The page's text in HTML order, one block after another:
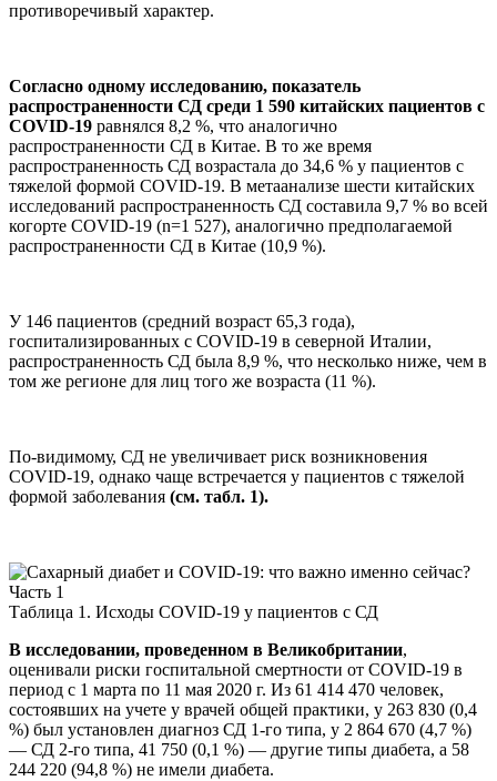
противоречивый характер.
Согласно одному исследованию, показатель
распространенности СД среди 1 590 китайских пациентов с
COVID-19 равнялся 8,2 %, что аналогично
распространенности СД в Китае. В то же время
распространенность СД возрастала до 34,6 % у пациентов с
тяжелой формой COVID-19. В метаанализе шести китайских
исследований распространенность СД составила 9,7 % во всей
когорте COVID-19 (n=1 527), аналогично предполагаемой
распространенности СД в Китае (10,9 %).
У 146 пациентов (средний возраст 65,3 года),
госпитализированных с COVID-19 в северной Италии,
распространенность СД была 8,9 %, что несколько ниже, чем в
том же регионе для лиц того же возраста (11 %).
По-видимому, СД не увеличивает риск возникновения
COVID-19, однако чаще встречается у пациентов с тяжелой
формой заболевания (см. табл. 1).
Таблица 1. Исходы COVID-19 у пациентов с СД
В исследовании, проведенном в Великобритании,
оценивали риски госпитальной смертности от COVID-19 в
период с 1 марта по 11 мая 2020 г. Из 61 414 470 человек,
состоявших на учете у врачей общей практики, у 263 830 (0,4
%) был установлен диагноз СД 1-го типа, у 2 864 670 (4,7 %)
— СД 2-го типа, 41 750 (0,1 %) — другие типы диабета, а 58
244 220 (94,8 %) не имели диабета.